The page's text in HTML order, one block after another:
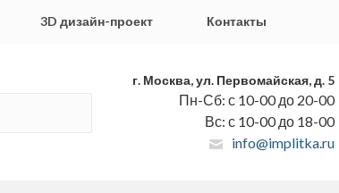
3D дизайн-проект Контакты
г. Москва, ул. Первомайская, д. 5
Пн-Сб: с 10-00 до 20-00
Вс: с 10-00 до 18-00
info@implitka.ru